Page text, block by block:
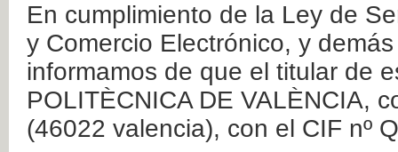
En cumplimiento de la Ley de
y Comercio Electrónico, y
informamos de que el titular de
POLITÈCNICA DE VALÈNCIA,
(46022 valencia), con el CIF nº